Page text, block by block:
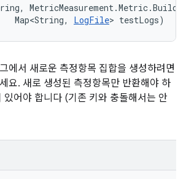
Map<String,
LogFile> testLogs)
에서 새로운 측정항목 집합을 생성하려면
요. 새로 생성된 측정항목만 반환해야 하
있어야 합니다 (기존 키와 충돌해서는 안